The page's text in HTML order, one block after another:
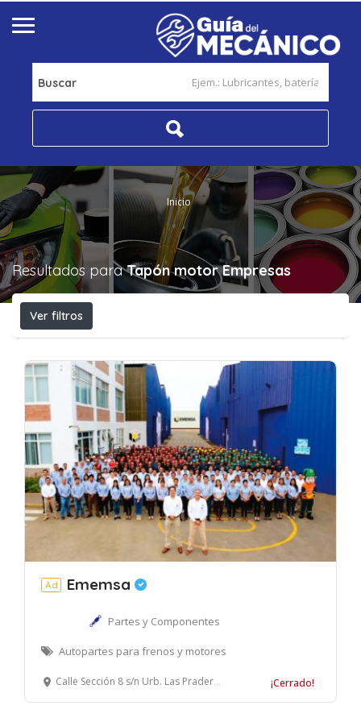
Buscar
Inicio
Resultados paraTapón motor Empresas
Ver filtros
Ad Ememsa
Partes y Componentes
Autopartes para frenos y motores
Calle Sección 8 s/n Urb. Las Praderas de Lurín, Lurín, Lima – Perú. ¡Cerrado!